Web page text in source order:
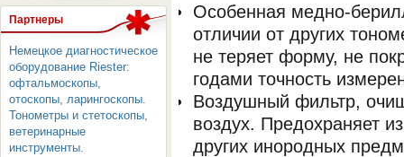
Партнеры
Немецкое диагностическое
оборудование Riester:
офтальмоскопы,
отоскопы, ларингоскопы.
Тонометры и стетоскопы,
ветеринарные
инструменты.
Особенная медно-
отличии от других
не теряет форму, не
годами точность
Воздушный фильтр,
воздух. Предохраняет
других инородных